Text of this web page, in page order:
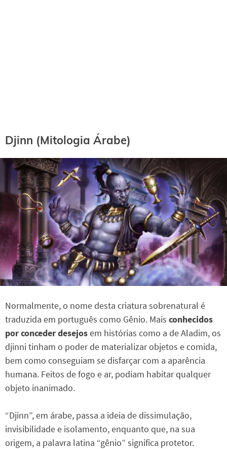
Djinn (Mitologia Árabe)
Normalmente, o nome desta criatura sobrenatural é
traduzida em português como Gênio. Mais conhecidos
por conceder desejosem histórias como a de Aladim, os
djinni tinham o poder de materializar objetos e comida,
bem como conseguiam se disfarçar com a aparência
humana. Feitos de fogo e ar, podiam habitar qualquer
objeto inanimado.
“Djinn”, em árabe, passa a ideia de dissimulação,
invisibilidade e isolamento, enquanto que, na sua
origem, a palavra latina “gênio” significa protetor.